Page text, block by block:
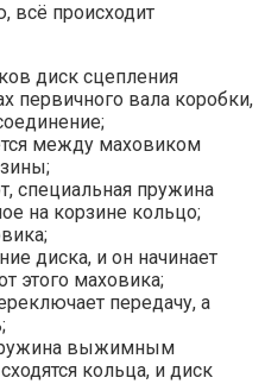
всё происходит
диск сцепления
первичного вала коробки,
между маховиком
специальная пружина
на корзине кольцо;
диска, и он начинает
этого маховика;
передачу, а
выжимным
кольца, и диск